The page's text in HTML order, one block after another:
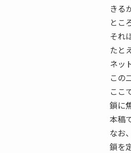
きる
とこ
それ
たと
ネッ
この
ここ
鎖に
本稿
なお
鎖を